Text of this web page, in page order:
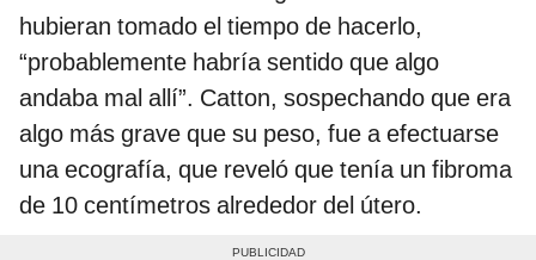
hubieran tomado el tiempo de hacerlo,
“probablemente habría sentido que algo
andaba mal allí”. Catton, sospechando que era
algo más grave que su peso, fue a efectuarse
una ecografía, que reveló que tenía un fibroma
de 10 centímetros alrededor del útero.